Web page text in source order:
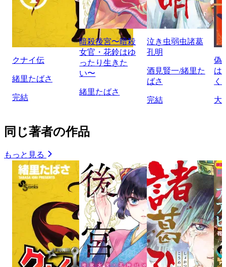
クナイ伝
緒里たばさ
完結
暗殺後宮〜暗殺
女官・花鈴はゆ
ったり生きた
い〜
緒里たばさ
泣き虫弱虫諸葛
孔明
酒見賢一/緒里た
ばさ
完結
偽
は
く
大
同じ著者の作品
もっと見る